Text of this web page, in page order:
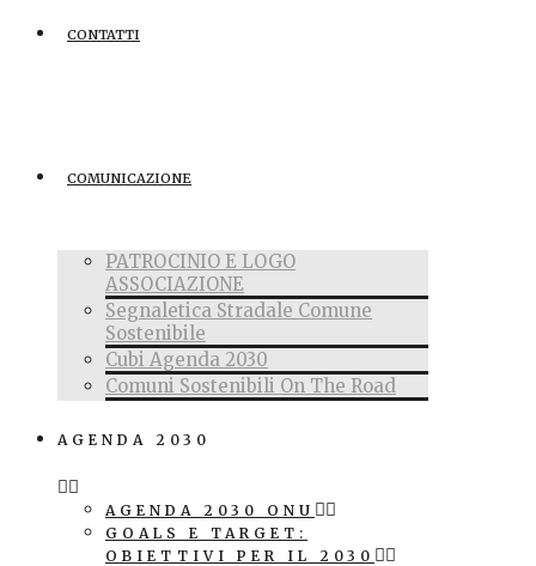
CONTATTI
COMUNICAZIONE
PATROCINIO E LOGO
ASSOCIAZIONE
Segnaletica Stradale Comune
Sostenibile
Cubi Agenda 2030
Comuni Sostenibili On The Road
AGENDA 2030
AGENDA 2030 ONU
GOALS E TARGET:
OBIETTIVI PER IL 2030